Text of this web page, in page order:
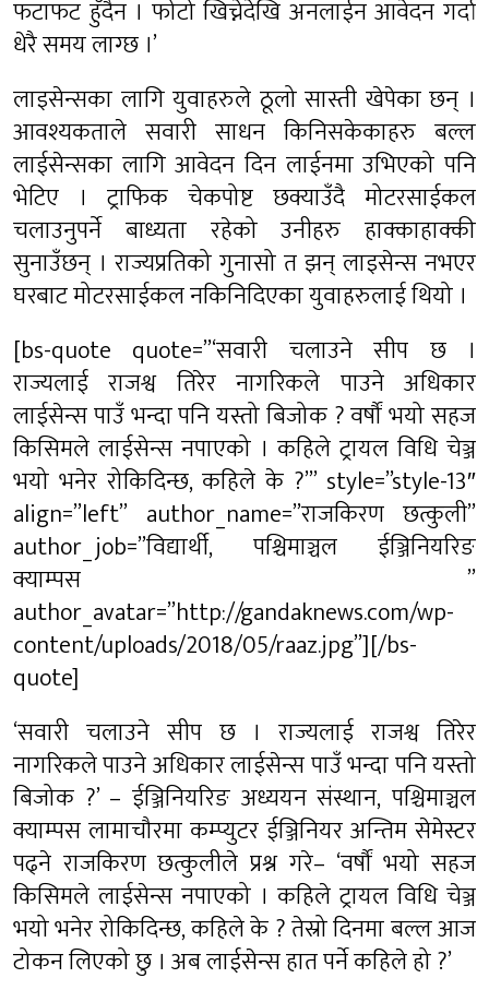
फटाफट हुँदैन । फोटो खिच्नेदेखि अनलाईन आवेदन गर्दा
धेरै समय लाग्छ ।’
लाइसेन्सका लागि युवाहरुले ठूलो सास्ती खेपेका छन् ।
आवश्यकताले सवारी साधन किनिसकेकाहरु बल्ल
लाईसेन्सका लागि आवेदन दिन लाईनमा उभिएको पनि
भेटिए । ट्राफिक चेकपोष्ट छक्याउँदै मोटरसाईकल
चलाउनुपर्ने बाध्यता रहेको उनीहरु हाक्काहाक्की
सुनाउँछन् । राज्यप्रतिको गुनासो त झन् लाइसेन्स नभएर
घरबाट मोटरसाईकल नकिनिदिएका युवाहरुलाई थियो ।
[bs-quote quote=”‘सवारी चलाउने सीप छ ।
राज्यलाई राजश्व तिरेर नागरिकले पाउने अधिकार
लाईसेन्स पाउँ भन्दा पनि यस्तो बिजोक ? वर्षौं भयो सहज
किसिमले लाईसेन्स नपाएको । कहिले ट्रायल विधि चेञ्ज
भयो भनेर रोकिदिन्छ, कहिले के ?’” style=”style-13″
align=”left” author_name=”राजकिरण छत्कुली”
author_job=”विद्यार्थी, पश्चिमाञ्चल ईञ्जिनियरिङ
क्याम्पस ”
author_avatar=”http://gandaknews.com/wp-
content/uploads/2018/05/raaz.jpg”][/bs-
quote]
‘सवारी चलाउने सीप छ । राज्यलाई राजश्व तिरेर
नागरिकले पाउने अधिकार लाईसेन्स पाउँ भन्दा पनि यस्तो
बिजोक ?’ – ईञ्जिनियरिङ अध्ययन संस्थान, पश्चिमाञ्चल
क्याम्पस लामाचौरमा कम्प्युटर ईञ्जिनियर अन्तिम सेमेस्टर
पढ्ने राजकिरण छत्कुलीले प्रश्न गरे– ‘वर्षौं भयो सहज
किसिमले लाईसेन्स नपाएको । कहिले ट्रायल विधि चेञ्ज
भयो भनेर रोकिदिन्छ, कहिले के ? तेस्रो दिनमा बल्ल आज
टोकन लिएको छु । अब लाईसेन्स हात पर्ने कहिले हो ?’